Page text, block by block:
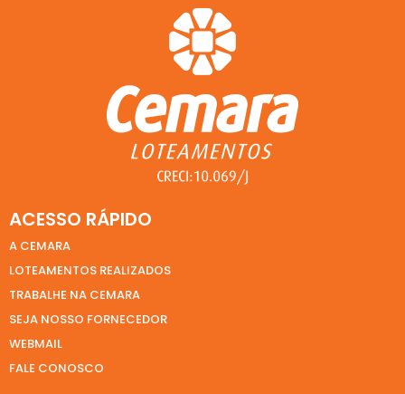
ACESSO RÁPIDO
A CEMARA
LOTEAMENTOS REALIZADOS
TRABALHE NA CEMARA
SEJA NOSSO FORNECEDOR
WEBMAIL
FALE CONOSCO